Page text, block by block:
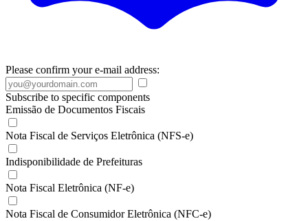
Please confirm your e-mail address:
Subscribe to specific components
Emissão de Documentos Fiscais
Nota Fiscal de Serviços Eletrônica (NFS-e)
Indisponibilidade de Prefeituras
Nota Fiscal Eletrônica (NF-e)
Nota Fiscal de Consumidor Eletrônica (NFC-e)